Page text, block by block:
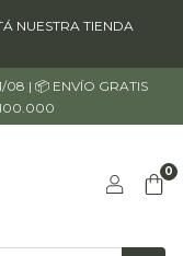
NUESTRA TIENDA
08 | 📦 ENVÍO GRATIS
0